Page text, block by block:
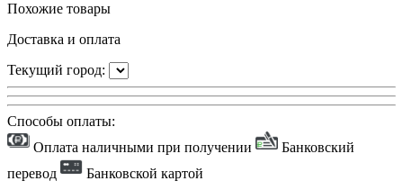
Похожие товары
Доставка и оплата
Текущий город:
Способы оплаты:
Оплата наличными при получении
Банковский
перевод
Банковской картой